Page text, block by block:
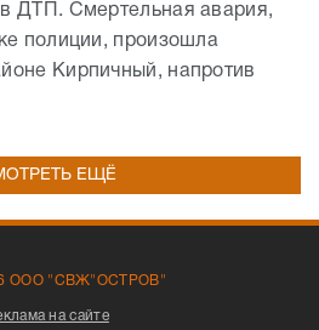
ДТП. Смертельная авария,
полиции, произошла
Кирпичный, напротив
ЕЩЁ
ООО "СВЖ"ОСТРОВ"
на сайте